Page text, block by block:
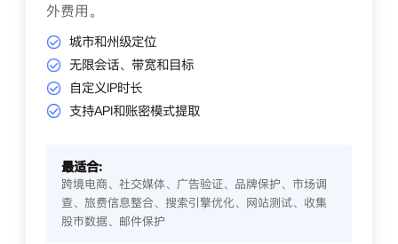
外费用。
城市和州级定位
无限会话、带宽和目标
自定义IP时长
支持API和账密模式提取
最适合:
跨境电商、社交媒体、广告验证、品牌保护、市场调
查、旅费信息整合、搜索引擎优化、网站测试、收集
股市数据、邮件保护